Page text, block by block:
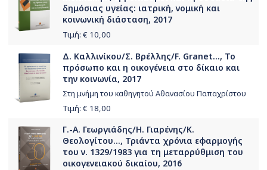
δημόσιας υγείας: ιατρική, νομική και
κοινωνική διάσταση, 2017
Τιμή: € 10,00
Δ. Καλλινίκου/Σ. Βρέλλης/F. Granet..., Το
πρόσωπο και η οικογένεια στο δίκαιο και
την κοινωνία, 2017
Στη μνήμη του καθηγητού Αθανασίου Παπαχρίστου
Τιμή: € 18,00
Γ.-Α. Γεωργιάδης/Η. Γιαρένης/Κ.
Θεολογίτου..., Τριάντα χρόνια εφαρμογής
του ν. 1329/1983 για τη μεταρρύθμιση του
οικογενειακού δικαίου, 2016